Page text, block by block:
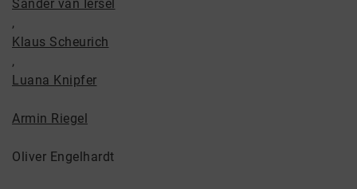
Sander van Iersel
,
Klaus Scheurich
,
Luana Knipfer
Armin Riegel
Oliver Engelhardt